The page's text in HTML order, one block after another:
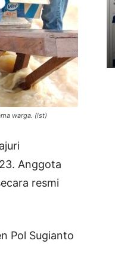
warga. (ist)
Anggota
resmi
Pol Sugianto